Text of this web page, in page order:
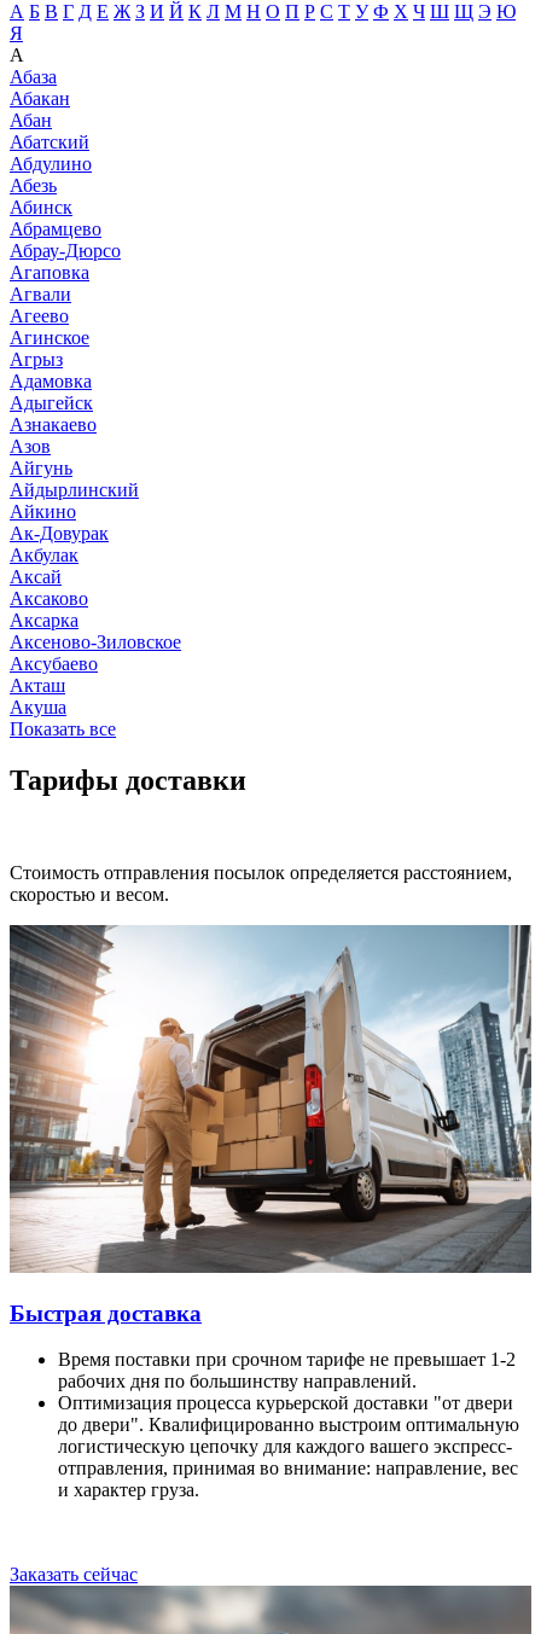
А Б В Г Д Е Ж З И Й К Л М Н О П Р С Т У Ф Х Ч Ш Щ Э Ю
Я
А
Абаза
Абакан
Абан
Абатский
Абдулино
Абезь
Абинск
Абрамцево
Абрау-Дюрсо
Агаповка
Агвали
Агеево
Агинское
Агрыз
Адамовка
Адыгейск
Азнакаево
Азов
Айгунь
Айдырлинский
Айкино
Ак-Довурак
Акбулак
Аксай
Аксаково
Аксарка
Аксеново-Зиловское
Аксубаево
Акташ
Акуша
Показать все
Тарифы доставки
Стоимость отправления посылок определяется расстоянием,
скоростью и весом.
Быстрая доставка
Время поставки при срочном тарифе не превышает 1-2
рабочих дня по большинству направлений.
Оптимизация процесса курьерской доставки "от двери
до двери". Квалифицированно выстроим оптимальную
логистическую цепочку для каждого вашего экспресс-
отправления, принимая во внимание: направление, вес
и характер груза.
Заказать сейчас